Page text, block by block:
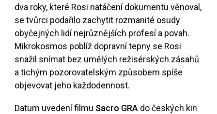
dva roky, které Rosi natáčení dokumentu věnoval,
se tvůrci podařilo zachytit rozmanité osudy
obyčejných lidí nejrůznějších profesí a povah.
Mikrokosmos poblíž dopravní tepny se Rosi
snažil snímat bez umělých režisérských zásahů
a tichým pozorovatelským způsobem spíše
objevovat jeho každodennost.
Datum uvedení filmu Sacro GRA do českých kin